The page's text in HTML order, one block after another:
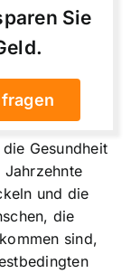
Sie
Gesundheit
und die
die
sind,